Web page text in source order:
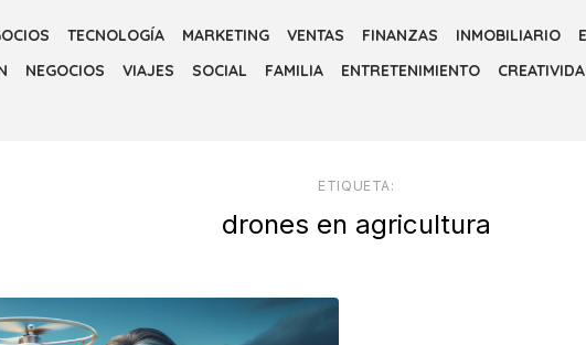
TECNOLOGÍA MARKETING VENTAS FINANZAS INMOBILIARIO
NEGOCIOS VIAJES SOCIAL FAMILIA ENTRETENIMIENTO
ETIQUETA:
drones en agricultura